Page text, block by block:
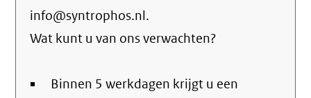
info@syntrophos.nl.
Wat kunt u van ons verwachten?
Binnen 5 werkdagen krijgt u een